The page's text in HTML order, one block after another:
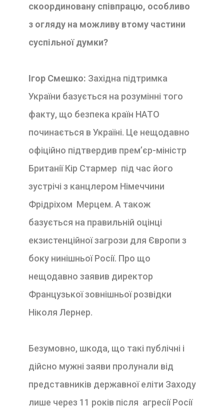
скоординовану співпрацю, особливо
з огляду на можливу втому частини
суспільної думки?
Ігор Смешко: Західна підтримка
України базується на розумінні того
факту, що безпека країн НАТО
починається в Україні. Це нещодавно
офіційно підтвердив прем’єр-міністр
Британії Кір Стармер під час його
зустрічі з канцлером Німеччини
Фрідріхом Мерцем. А також
базується на правильній оцінці
екзистенційної загрози для Європи з
боку нинішньої Росії. Про що
нещодавно заявив директор
Французької зовнішньої розвідки
Ніколя Лернер.
Безумовно, шкода, що такі публічні і
дійсно мужні заяви пролунали від
представників державної еліти Заходу
лише через 11 років після агресії Росії